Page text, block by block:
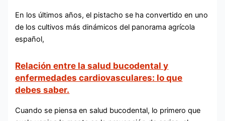
En los últimos años, el pistacho se ha convertido en uno
de los cultivos más dinámicos del panorama agrícola
español,
Relación entre la salud bucodental y
enfermedades cardiovasculares: lo que
debes saber.
Cuando se piensa en salud bucodental, lo primero que